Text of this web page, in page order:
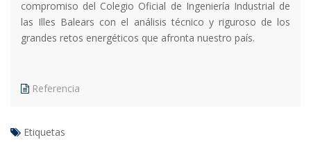
compromiso del Colegio Oficial de Ingeniería Industrial de
las Illes Balears con el análisis técnico y riguroso de los
grandes retos energéticos que afronta nuestro país.
Referencia
Etiquetas